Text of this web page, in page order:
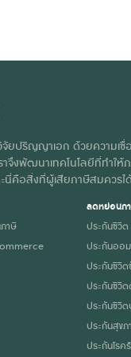
จัยปริญญาเอก ด้วยความเชื่
าจึงพัฒนาเทคโนโลยีที่ทำให้
นี่คือสิ่งที่ผู้เสียภาษีสมควรไ
าษี
ลดหย่อนภ
ประกันชีวิต
ประกันออ
ประกันชีวิต
ประกันชีวิ
ประกันชีวิ
ประกันสุขภ
ประกันโรค